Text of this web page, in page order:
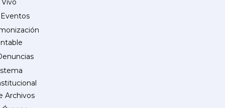
Eventos
Archivos